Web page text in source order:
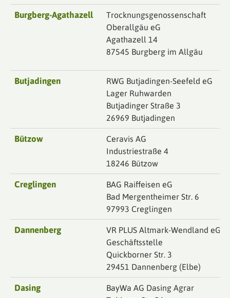
Burgberg-Agathazell
Trocknungsgenossenschaft
Oberallgäu eG
Agathazell 14
87545 Burgberg im Allgäu
Butjadingen
RWG Butjadingen-Seefeld eG
Lager Ruhwarden
Butjadinger Straße 3
26969 Butjadingen
Bützow
Ceravis AG
Industriestraße 4
18246 Bützow
Creglingen
BAG Raiffeisen eG
Bad Mergentheimer Str. 6
97993 Creglingen
Dannenberg
VR PLUS Altmark-Wendland eG
Geschäftsstelle
Quickborner Str. 3
29451 Dannenberg (Elbe)
Dasing
BayWa AG Dasing Agrar